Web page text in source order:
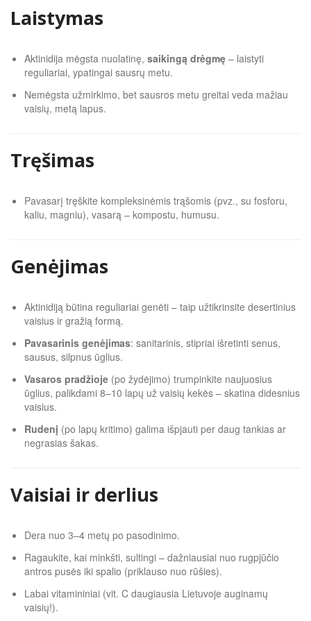
Laistymas
Aktinidija mėgsta nuolatinę, saikingą drėgmę – laistyti
reguliariai, ypatingai sausrų metu.
Nemėgsta užmirkimo, bet sausros metu greitai veda mažiau
vaisių, metą lapus.
Tręšimas
Pavasarį tręškite kompleksinėmis trąšomis (pvz., su fosforu,
kaliu, magniu), vasarą – kompostu, humusu.
Genėjimas
Aktinidiją būtina reguliariai genėti – taip užtikrinsite desertinius
vaisius ir gražią formą.
Pavasarinis genėjimas: sanitarinis, stipriai išretinti senus,
sausus, silpnus ūglius.
Vasaros pradžioje (po žydėjimo) trumpinkite naujuosius
ūglius, palikdami 8–10 lapų už vaisių kekės – skatina didesnius
vaisius.
Rudenį (po lapų kritimo) galima išpjauti per daug tankias ar
negrasias šakas.
Vaisiai ir derlius
Dera nuo 3–4 metų po pasodinimo.
Ragaukite, kai minkšti, sultingi – dažniausiai nuo rugpjūčio
antros pusės iki spalio (priklauso nuo rūšies).
Labai vitamininiai (vit. C daugiausia Lietuvoje auginamų
vaisių!).